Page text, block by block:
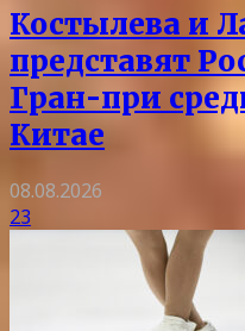
Костылева и
представят
Гран-при
Китае
08.08.2026
23